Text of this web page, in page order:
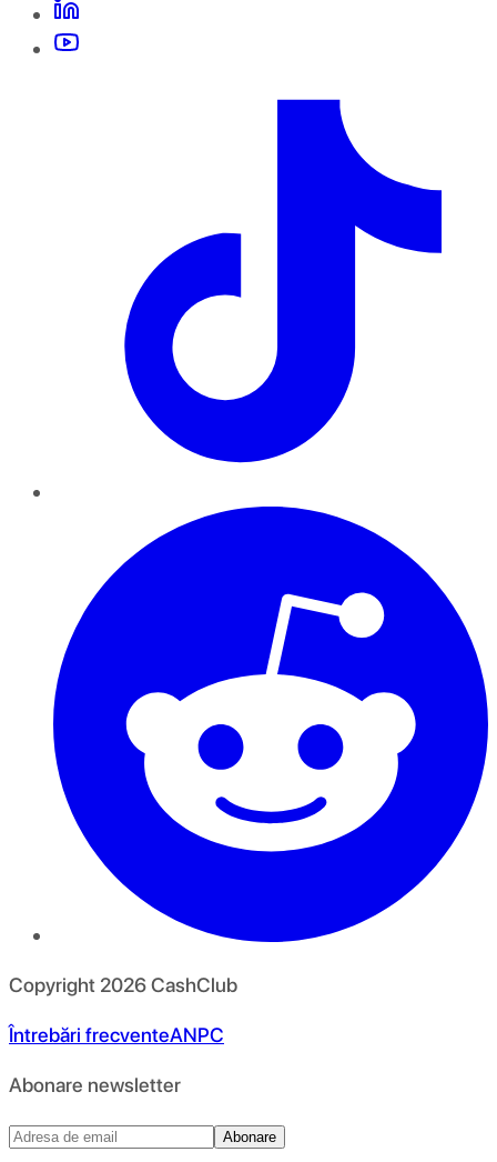
Copyright 2026CashClub
Întrebări frecventeANPC
Abonare newsletter
Abonare